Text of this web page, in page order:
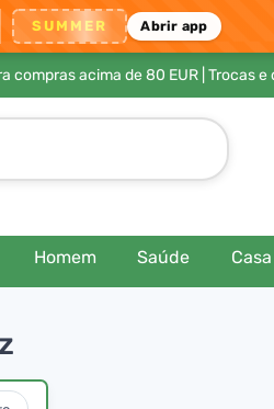
SUMMER Abrir app
compras acima de 80 EUR| Trocas e
Homem Saúde Casa